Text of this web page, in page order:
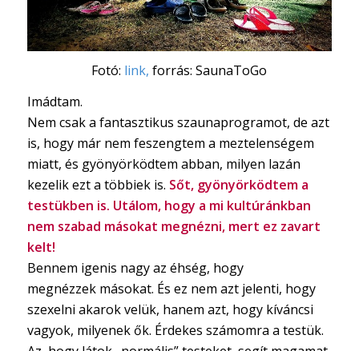
Fotó: link, forrás: SaunaToGo
Imádtam.
Nem csak a fantasztikus szaunaprogramot, de azt
is, hogy már nem feszengtem a meztelenségem
miatt, és gyönyörködtem abban, milyen lazán
kezelik ezt a többiek is. Sőt, gyönyörködtem a
testükben is. Utálom, hogy a mi kultúránkban
nem szabad másokat megnézni, mert ez zavart
kelt!
Bennem igenis nagy az éhség, hogy
megnézzek másokat. És ez nem azt jelenti, hogy
szexelni akarok velük, hanem azt, hogy kíváncsi
vagyok, milyenek ők. Érdekes számomra a testük.